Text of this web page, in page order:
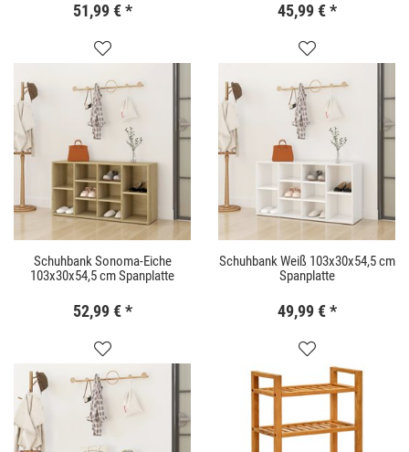
51,99 € * 45,99 € *
Schuhbank Sonoma-Eiche
103x30x54,5 cm Spanplatte
52,99 € *
Schuhbank Weiß 103x30x54,5 cm
Spanplatte
49,99 € *